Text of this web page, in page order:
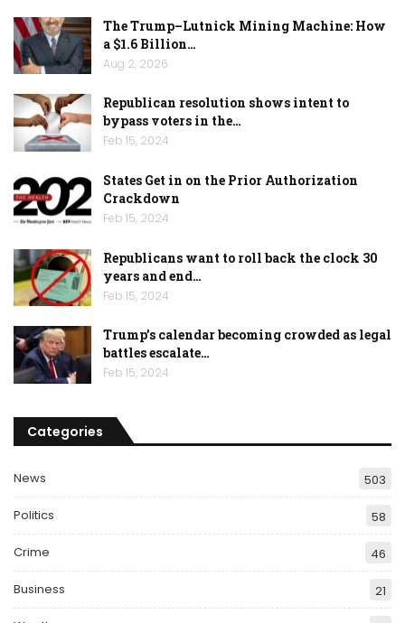
The Trump–Lutnick Mining Machine: How
a $1.6 Billion…
Aug 2, 2026
Republican resolution shows intent to
bypass voters in the…
Feb 15, 2024
States Get in on the Prior Authorization
Crackdown
Feb 15, 2024
Republicans want to roll back the clock 30
years and end…
Feb 15, 2024
Trump’s calendar becoming crowded as legal
battles escalate…
Feb 15, 2024
Categories
News 503
Politics 58
Crime 46
Business 21